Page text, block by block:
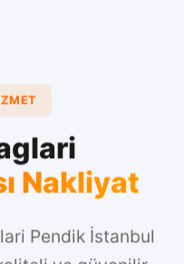
Nakliyat
Pendik İstanbul
ve güvenilir